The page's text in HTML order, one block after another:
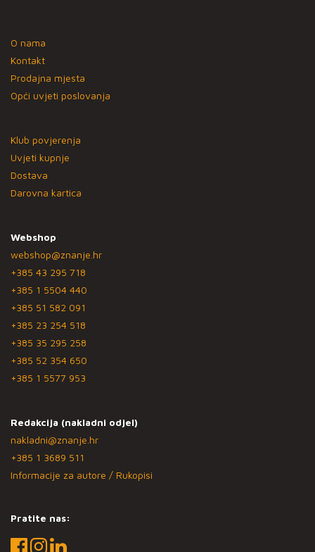
O nama
Kontakt
Prodajna mjesta
Opći uvjeti poslovanja
Klub povjerenja
Uvjeti kupnje
Dostava
Darovna kartica
Webshop
webshop@znanje.hr
+385 43 295 718
+385 1 5504 440
+385 51 582 091
+385 23 254 518
+385 35 295 258
+385 52 354 650
+385 1 5577 953
Redakcija (nakladni odjel)
nakladni@znanje.hr
+385 1 3689 511
Informacije za autore / Rukopisi
Pratite nas: